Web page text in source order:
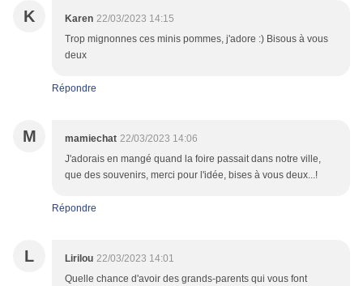
K Karen 22/03/2023 14:15
Trop mignonnes ces minis pommes, j'adore :) Bisous à vous
deux
Répondre
M mamiechat 22/03/2023 14:06
J'adorais en mangé quand la foire passait dans notre ville,
que des souvenirs, merci pour l'idée, bises à vous deux...!
Répondre
L Lirilou 22/03/2023 14:01
Quelle chance d'avoir des grands-parents qui vous font